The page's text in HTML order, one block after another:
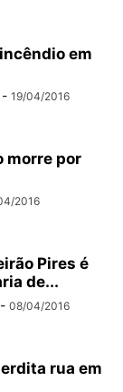
em
- 19/04/2016
morre por
2016
Pires é
de...
- 08/04/2016
rua em